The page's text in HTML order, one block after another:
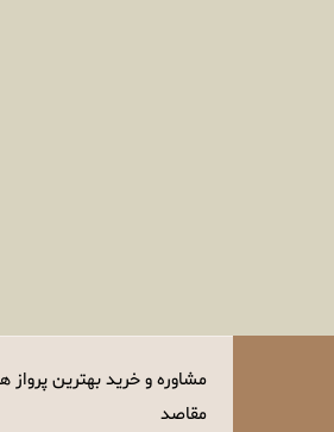
مشاوره و خرید بهترین پرواز
مقاصد